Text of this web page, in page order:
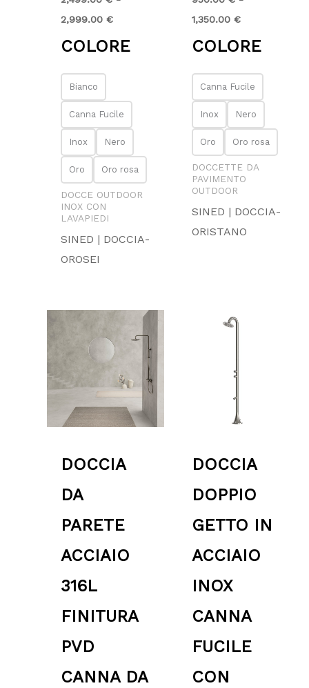
2,999.00 €
COLORE
Bianco
Canna Fucile
Inox Nero
Oro Oro rosa
DOCCE OUTDOOR
INOX CON
LAVAPIEDI
SINED | DOCCIA-
OROSEI
1,350.00 €
COLORE
Canna Fucile
Inox Nero
Oro Oro rosa
DOCCETTE DA
PAVIMENTO
OUTDOOR
SINED | DOCCIA-
ORISTANO
DOCCIA
DA
PARETE
ACCIAIO
316L
FINITURA
PVD
CANNA DA
prezzo:
da
959.00 €
1,249.00 €
DOCCIA
DOPPIO
GETTO IN
ACCIAIO
INOX
CANNA
FUCILE
CON